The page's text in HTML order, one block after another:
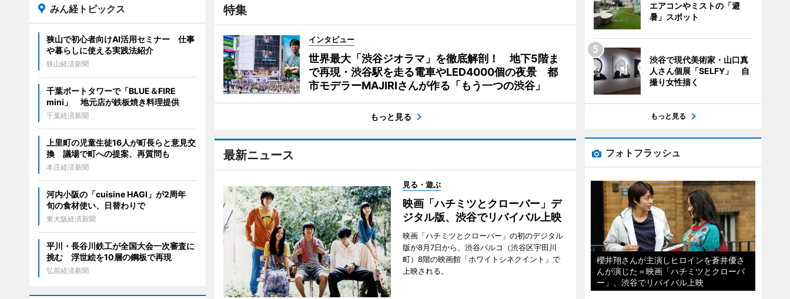
特集
インタビュー
世界最大「渋谷ジオラマ」を徹底解剖！ 地下5階ま
で再現・渋谷駅を走る電車やLED4000個の夜景 都
市モデラーMAJIRIさんが作る「もう一つの渋谷」
もっと見る
最新ニュース
見る・遊ぶ
映画「ハチミツとクローバー」デ
ジタル版、渋谷でリバイバル上映
映画「ハチミツとクローバー」の初のデジタル
版が8月7日から、渋谷パルコ（渋谷区宇田川
町）8階の映画館「ホワイトシネクイント」で
上映される。
みん経トピックス
狭山で初心者向けAI活用セミナー 仕事
や暮らしに使える実践法紹介
狭山経済新聞
千葉ポートタワーで「BLUE＆FIRE
mini」 地元店が鉄板焼き料理提供
千葉経済新聞
上里町の児童生徒16人が町長らと意見交
換 議場で町への提案、再質問も
本庄経済新聞
河内小阪の「cuisine HAGI」が2周年
旬の食材使い、日替わりで
東大阪経済新聞
平川・長谷川鉄工が全国大会一次審査に
挑む 浮世絵を10層の鋼板で再現
弘前経済新聞
エアコンやミストの「避
暑」スポット
渋谷で現代美術家・山口真
人さん個展「SELFY」 自
撮り女性描く
もっと見る
フォトフラッシュ
櫻井翔さんが主演しヒロインを蒼井優さ
んが演じた＝映画「ハチミツとクローバ
ー」、渋谷でリバイバル上映